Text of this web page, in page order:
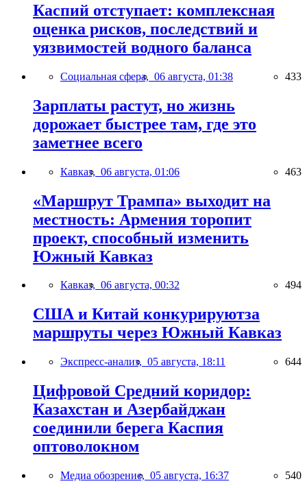
Каспий отступает: комплексная
оценка рисков, последствий и
уязвимостей водного баланса
Социальная сфера, 06 августа, 01:38 433
Зарплаты растут, но жизнь
дорожает быстрее там, где это
заметнее всего
Кавказ, 06 августа, 01:06 463
«Маршрут Трампа» выходит на
местность: Армения торопит
проект, способный изменить
Южный Кавказ
Кавказ, 06 августа, 00:32 494
США и Китай конкурируютза
маршруты через Южный Кавказ
Экспресс-анализ, 05 августа, 18:11 644
Цифровой Средний коридор:
Казахстан и Азербайджан
соединили берега Каспия
оптоволокном
Медиа обозрение, 05 августа, 16:37 540